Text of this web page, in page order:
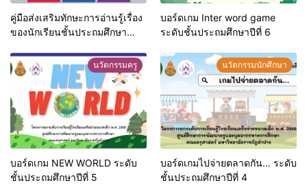
คู่มือส่งเสริมทักษะการอ่านรู้เรื่อง
ของนักเรียนชั้นประถมศึกษา
ศึกษาปีที่ 1-6
บอร์ดเกม Inter word game
ระดับชั้นประถมศึกษาปีที่ 6
นวัตกรรมครู
บอร์ดเกม NEW WORLD ระดับ
ชั้นประถมศึกษาปีที่ 5
นวัตกรรมนักศึกษา
บอร์ดเกมไปจ่ายตลาดกัน… ระดับ
ชั้นประถมศึกษาปีที่ 4